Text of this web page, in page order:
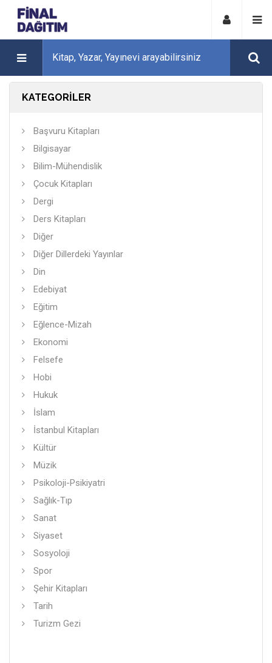
KATEGORİLER
Başvuru Kitapları
Bilgisayar
Bilim-Mühendislik
Çocuk Kitapları
Dergi
Ders Kitapları
Diğer
Diğer Dillerdeki Yayınlar
Din
Edebiyat
Eğitim
Eğlence-Mizah
Ekonomi
Felsefe
Hobi
Hukuk
İslam
İstanbul Kitapları
Kültür
Müzik
Psikoloji-Psikiyatri
Sağlık-Tıp
Sanat
Siyaset
Sosyoloji
Spor
Şehir Kitapları
Tarih
Turizm Gezi